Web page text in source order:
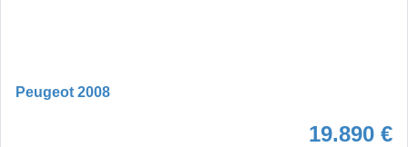
Peugeot 2008
19.890 €